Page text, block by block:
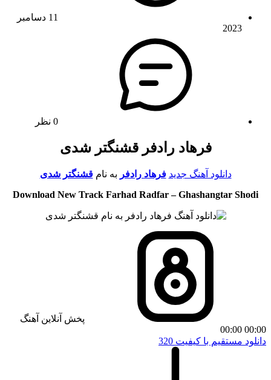
11 دسامبر
2023
فرهاد رادفر قشنگتر شدی
دانلود آهنگ جدید فرهاد رادفر به نامقشنگتر شدی
Download New Track Farhad Radfar – Ghashangtar Shodi
پخش آنلاین آهنگ
00:00
00:00
دانلود مستقیم با کیفیت 320